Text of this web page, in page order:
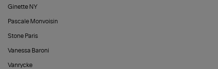
Ginette NY
Pascale Monvoisin
Stone Paris
Vanessa Baroni
Vanrycke